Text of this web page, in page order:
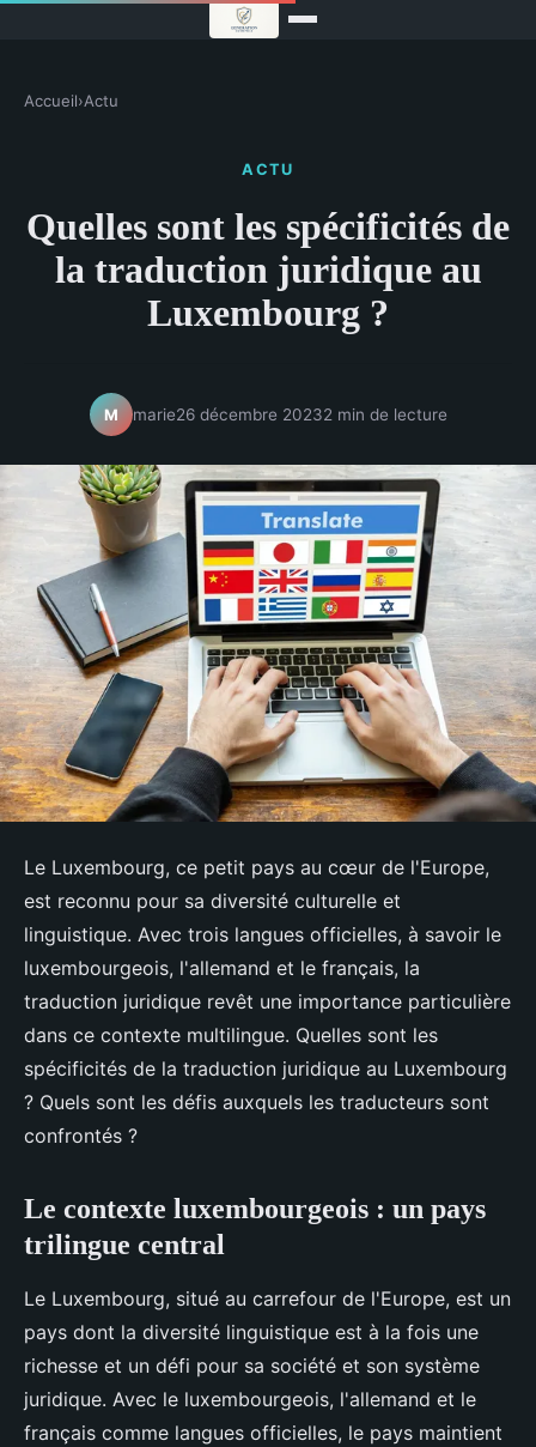
Accueil›Actu
ACTU
Quelles sont les spécificités de
la traduction juridique au
Luxembourg ?
M marie26 décembre 20232 min de lecture
Le Luxembourg, ce petit pays au cœur de l'Europe,
est reconnu pour sa diversité culturelle et
linguistique. Avec trois langues officielles, à savoir le
luxembourgeois, l'allemand et le français, la
traduction juridique revêt une importance particulière
dans ce contexte multilingue. Quelles sont les
spécificités de la traduction juridique au Luxembourg
? Quels sont les défis auxquels les traducteurs sont
confrontés ?
Le contexte luxembourgeois : un pays
trilingue central
Le Luxembourg, situé au carrefour de l'Europe, est un
pays dont la diversité linguistique est à la fois une
richesse et un défi pour sa société et son système
juridique. Avec le luxembourgeois, l'allemand et le
français comme langues officielles, le pays maintient